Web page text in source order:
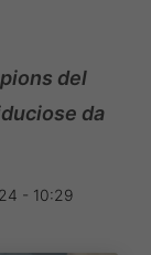
del
da
- 10:29